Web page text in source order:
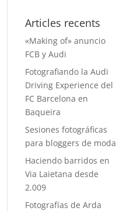
Articles recents
«Making of» anuncio
FCB y Audi
Fotografiando la Audi
Driving Experience del
FC Barcelona en
Baqueira
Sesiones fotográficas
para bloggers de moda
Haciendo barridos en
Via Laietana desde
2.009
Fotografías de Arda